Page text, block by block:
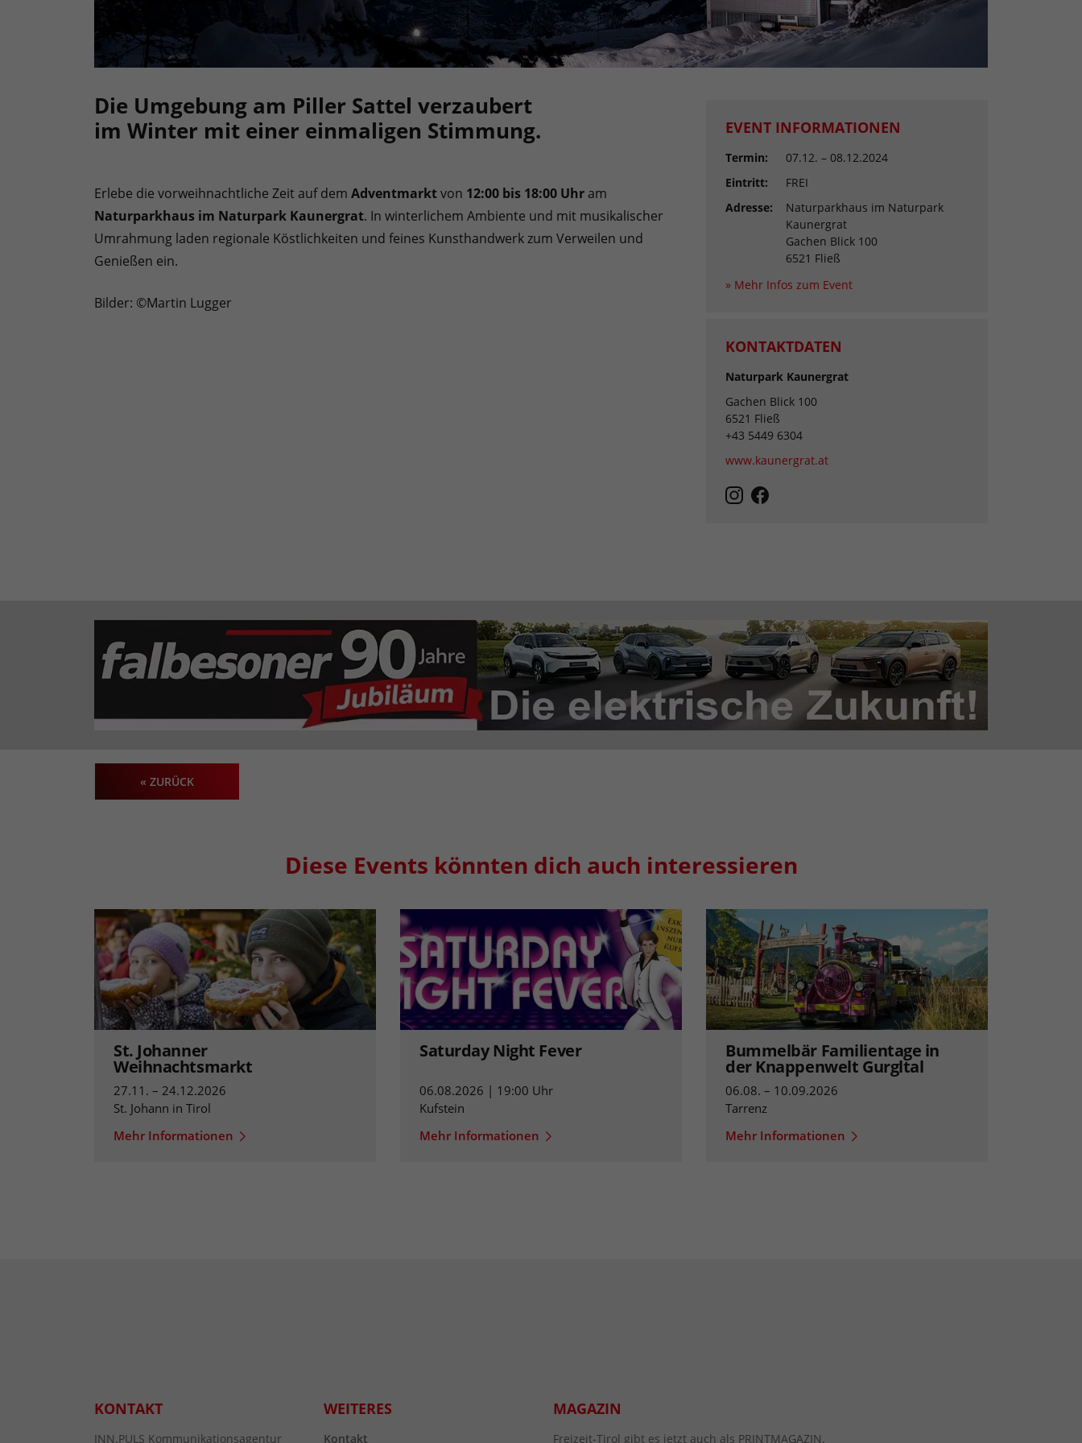
Die Umgebung am Piller Sattel verzaubert
im Winter mit einer einmaligen Stimmung.
Erlebe die vorweihnachtliche Zeit auf dem Adventmarktvon 12:00 bis 18:00 Uhr am
Naturparkhaus im Naturpark Kaunergrat. In winterlichem Ambiente und mit musikalischer
Umrahmung laden regionale Köstlichkeiten und feines Kunsthandwerk zum Verweilen und
Genießen ein.
Bilder: ©Martin Lugger
EVENT INFORMATIONEN
Termin:
07.12. – 08.12.2024
Eintritt:
FREI
Adresse:
Naturparkhaus im Naturpark
Kaunergrat
Gachen Blick 100
6521 Fließ
» Mehr Infos zum Event
KONTAKTDATEN
Naturpark Kaunergrat
Gachen Blick 100
6521 Fließ
+43 5449 6304
www.kaunergrat.at
« ZURÜCK
Diese Events könnten dich auch interessieren
St. Johanner
Weihnachtsmarkt
27.11. – 24.12.2026
St. Johann in Tirol
Mehr Informationen
Saturday Night Fever
06.08.2026 | 19:00 Uhr
Kufstein
Mehr Informationen
Bummelbär Familientage in
der Knappenwelt Gurgltal
06.08. – 10.09.2026
Tarrenz
Mehr Informationen
KONTAKT
INN.PULS Kommunikationsagentur
WEITERES
Kontakt
MAGAZIN
Freizeit-Tirol gibt es jetzt auch als PRINTMAGAZIN.